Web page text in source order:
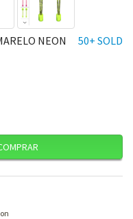
50+ SOLD
NEON